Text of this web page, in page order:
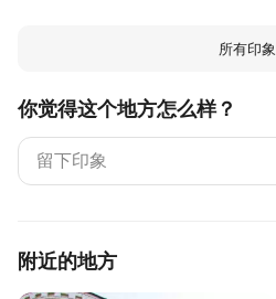
所有印象
你觉得这个地方怎么样？
附近的地方